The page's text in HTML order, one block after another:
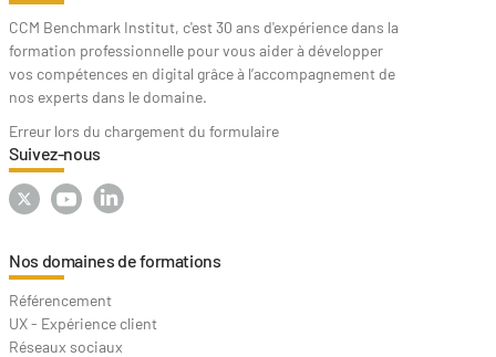
CCM Benchmark Institut, c'est 30 ans d'expérience dans la
formation professionnelle pour vous aider à développer
vos compétences en digital grâce à l’accompagnement de
nos experts dans le domaine.
Erreur lors du chargement du formulaire
Suivez-nous
Nos domaines de formations
Référencement
UX - Expérience client
Réseaux sociaux